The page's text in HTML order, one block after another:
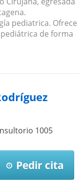
pediatrica. Ofrece
de forma
1005
Pedir cita